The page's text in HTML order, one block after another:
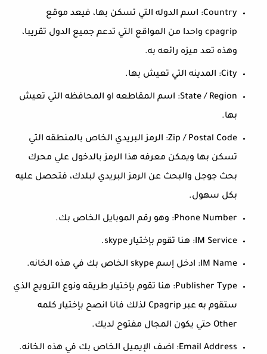
Country: اسم الدوله التي تسكن بها، فيعد موقع
cpagrip واحدا من المواقع التي تدعم جميع الدول تقريبا،
وهذه تعد ميزه رائعه به.
City: المدينه التي تعيش بها.
State / Region: اسم المقاطعه او المحافظه التي تعيش
بها.
Zip / Postal Code: الرمز البريدي الخاص بالمنطقه التي
تسكن بها ويمكن معرفه هذا الرمز بالدخول علي محرك
بحث جوجل والبحث عن الرمز البريدي لبلدك، فتحصل عليه
بكل سهول.
Phone Number: وهو رقم الموبايل الخاص بك.
IM Service: هنا تقوم بإختيار skype.
IM Name: ادخل إسم skype الخاص بك في هذه الخانه.
Publisher Type: هنا تقوم بإختيار طريقه ونوع الترويج الذي
ستقوم به عبر Cpagrip لذلك فانا انصح بإختيار كلمه
Other حتي يكون المجال مفتوح لديك.
Email Address: اضف الإيميل الخاص بك في هذه الخانه.